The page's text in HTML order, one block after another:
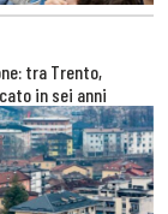
tra Trento,
in sei anni